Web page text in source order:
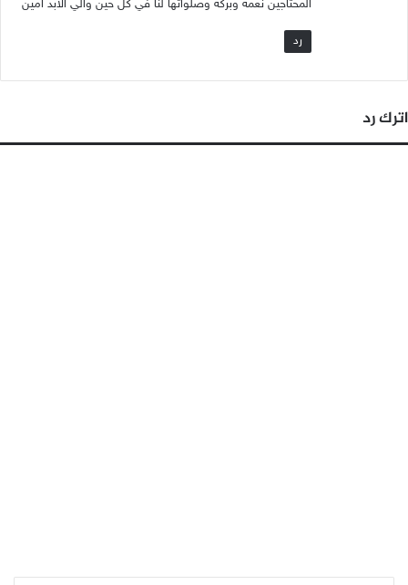
المحتاجين نعمه وبركه وصلواتها لنا في كل حين والي الابد امين
رد
اترك رد